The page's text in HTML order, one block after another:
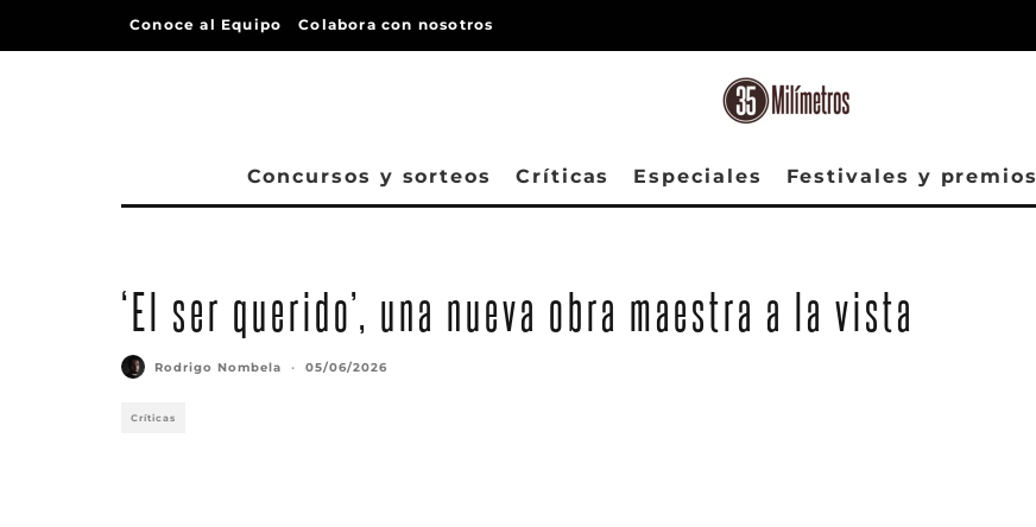
Conoce al Equipo Colabora con nosotros
Concursos y sorteos Críticas Especiales Festivales y premios
‘El ser querido’, una nueva obra maestra a la vista
Rodrigo Nombela · 05/06/2026
Críticas